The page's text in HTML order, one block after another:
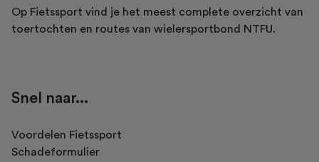
Op Fietssport vind je het meest complete overzicht van
toertochten en routes van wielersportbond NTFU.
Snel naar...
Voordelen Fietssport
Schadeformulier